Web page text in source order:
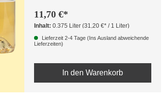
11,70 €*
Inhalt: 0.375 Liter (31,20 €* / 1 Liter)
Lieferzeit 2-4 Tage (Ins Ausland abweichende
Lieferzeiten)
In den Warenkorb